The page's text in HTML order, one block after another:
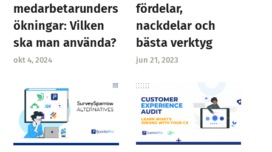
medarbetarunders
ökningar: Vilken
ska man använda?
okt 4, 2024
fördelar,
nackdelar och
bästa verktyg
jun 21, 2023